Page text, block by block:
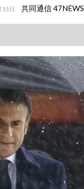
日 共同通信 47NEWS